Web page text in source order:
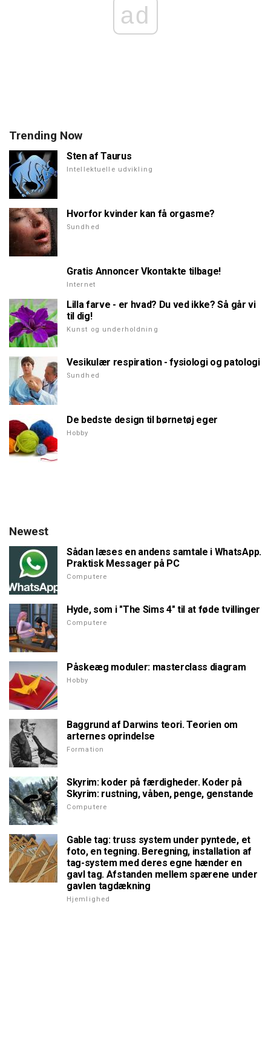
ad
Trending Now
Sten af Taurus
Intellektuelle udvikling
Hvorfor kvinder kan få orgasme?
Sundhed
Gratis Annoncer Vkontakte tilbage!
Internet
Lilla farve - er hvad? Du ved ikke? Så går vi
til dig!
Kunst og underholdning
Vesikulær respiration - fysiologi og patologi
Sundhed
De bedste design til børnetøj eger
Hobby
Newest
Sådan læses en andens samtale i WhatsApp.
Praktisk Messager på PC
Computere
Hyde, som i "The Sims 4" til at føde tvillinger
Computere
Påskeæg moduler: masterclass diagram
Hobby
Baggrund af Darwins teori. Teorien om
arternes oprindelse
Formation
Skyrim: koder på færdigheder. Koder på
Skyrim: rustning, våben, penge, genstande
Computere
Gable tag: truss system under pyntede, et
foto, en tegning. Beregning, installation af
tag-system med deres egne hænder en
gavl tag. Afstanden mellem spærene under
gavlen tagdækning
Hjemlighed